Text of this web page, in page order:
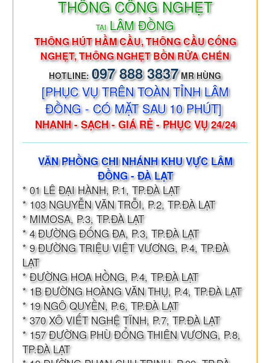
THÔNG CỐNG NGHẸT
TẠILÂM ĐỒNG
THÔNG HÚT HẦM CẦU, THÔNG CẦU CỐNG
NGHẸT, THÔNG NGHẸT BỒN RỬA CHÉN
HOTLINE:097 888 3837MR HÙNG
[PHỤC VỤ TRÊN TOÀN TỈNH LÂM
ĐỒNG - CÓ MẶT SAU 10 PHÚT]
NHANH - SẠCH - GIÁ RẺ - PHỤC VỤ 24/24
VĂN PHỒNG CHI NHÁNH KHU VỰC LÂM
ĐỒNG - ĐÀ LẠT
* 01 LÊ ĐẠI HÀNH, P.1, TP.ĐÀ LẠT
* 103 NGUYỄN VĂN TRỖI, P.2, TP.ĐÀ LẠT
* MIMOSA, P.3, TP.ĐÀ LẠT
* 4 ĐƯỜNG ĐỐNG ĐA, P.3, TP.ĐÀ LẠT
* 9 ĐƯỜNG TRIỆU VIỆT VƯƠNG, P.4, TP.ĐÀ
LẠT
* ĐƯỜNG HOA HỒNG, P.4, TP.ĐÀ LẠT
* 1B ĐƯỜNG HOÀNG VĂN THỤ, P.4, TP.ĐÀ LẠT
* 19 NGÔ QUYỀN, P.6, TP.ĐÀ LẠT
* 370 XÔ VIẾT NGHỆ TĨNH, P.7, TP.ĐÀ LẠT
* 157 ĐƯỜNG PHÙ ĐỔNG THIÊN VƯƠNG, P.8,
TP.ĐÀ LẠT